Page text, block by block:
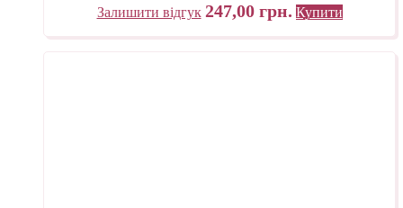
Залишити відгук 247,00 грн. Купити